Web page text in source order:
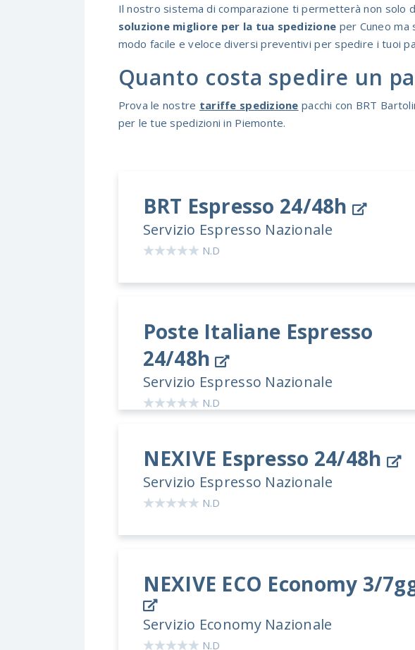
Il nostro sistema di comparazione ti permetterà non solo
soluzione migliore per la tua spedizione per Cuneo
modo facile e veloce diversi preventivi per spedire i tuoi
Quanto costa spedire un
Prova le nostre tariffe spedizione pacchi con BRT
per le tue spedizioni in Piemonte.
BRT Espresso 24/48h
Servizio Espresso Nazionale
N.D
Poste Italiane Espresso
24/48h
Servizio Espresso Nazionale
N.D
NEXIVE Espresso 24/48h
Servizio Espresso Nazionale
N.D
NEXIVE ECO Economy 3/
Servizio Economy Nazionale
N.D